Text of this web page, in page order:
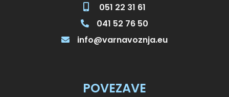
051 22 31 61
041 52 76 50
info@varnavoznja.eu
POVEZAVE